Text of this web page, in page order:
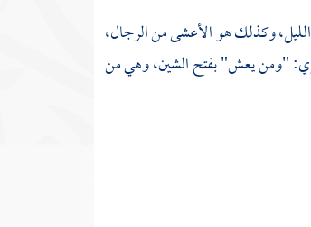
وكذلك هو الأعشى من الرجال،
"ومن يعش" بفتح الشين، وهي من